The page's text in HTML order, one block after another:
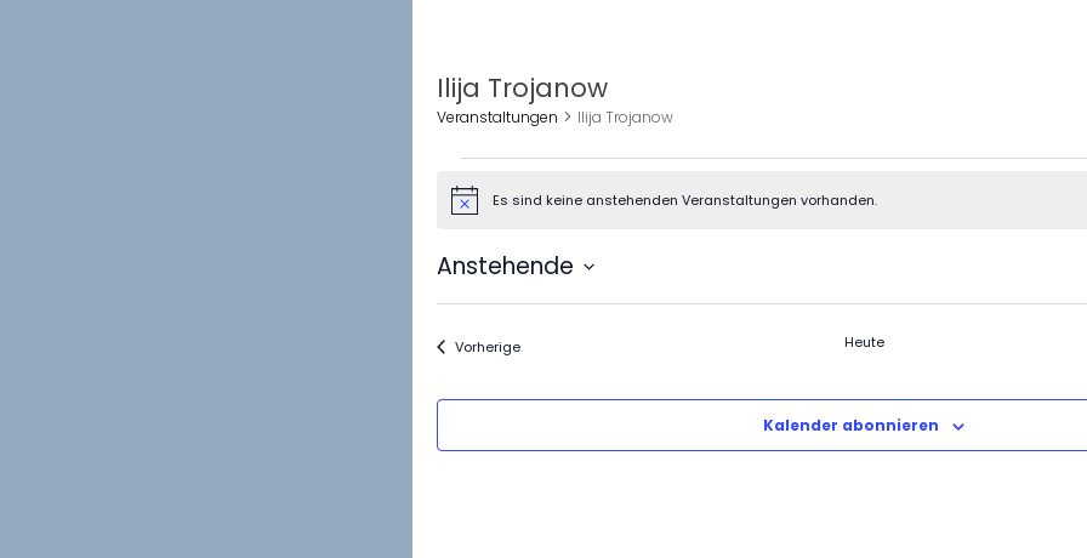
Ilija Trojanow
Veranstaltungen Ilija Trojanow
HinweisEs sind keine anstehenden Veranstaltungen vorhanden.
Anstehende
VorherigeVeranstaltungen Heute
Kalender abonnieren